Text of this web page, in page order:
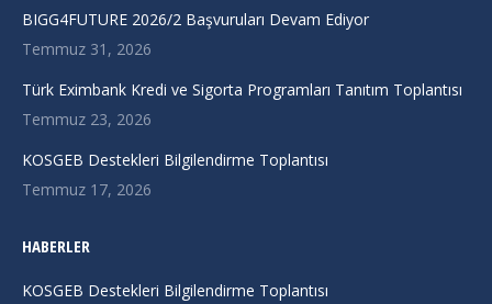
in
in
new
in
new
BIGG4FUTURE 2026/2 Başvuruları Devam Ediyor
Temmuz 31, 2026
Türk Eximbank Kredi ve Sigorta Programları Tanıtım Toplantısı
Temmuz 23, 2026
KOSGEB Destekleri Bilgilendirme Toplantısı
Temmuz 17, 2026
HABERLER
KOSGEB Destekleri Bilgilendirme Toplantısı